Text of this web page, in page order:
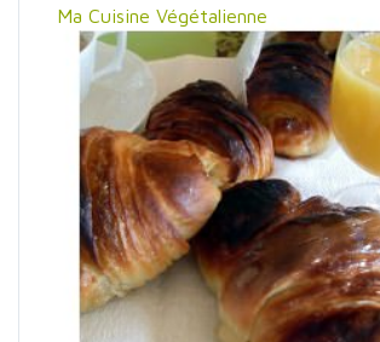
Ma Cuisine Végétalienne